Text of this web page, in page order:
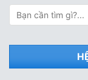
Tìm
kiếm: